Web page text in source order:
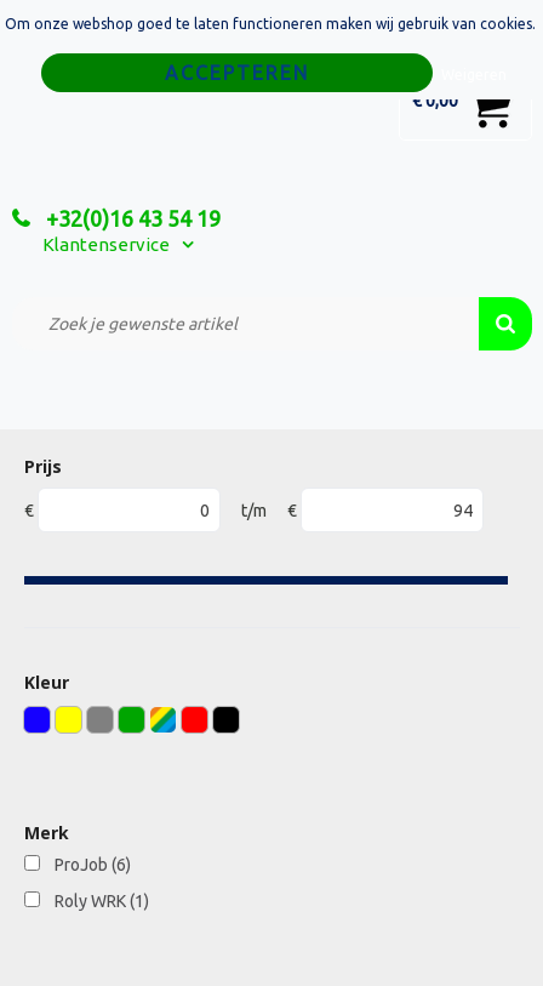
€ 0,00
+32(0)16 43 54 19
Klantenservice
Home
Relatiegeschenken
Custom Made Projecten
Prijs
€ t/m €
Kleur
Merk
ProJob (6)
Roly WRK (1)
Om onze webshop goed te laten functioneren maken wij gebruik van cookies.